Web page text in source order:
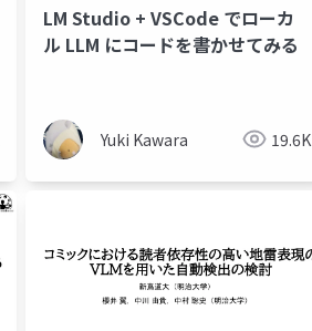
LM Studio + VSCode でローカ
ル LLM にコードを書かせてみる
Yuki Kawara 19.6K